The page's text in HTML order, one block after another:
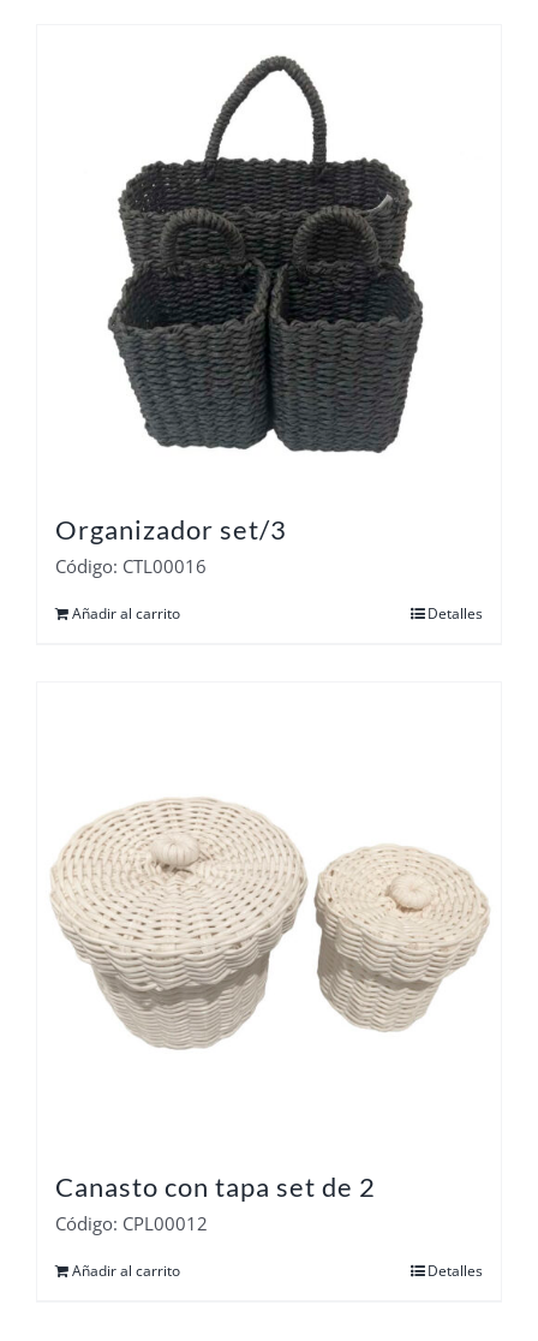
Organizador set/3
Código: CTL00016
Añadir al carrito Detalles
Canasto con tapa set de 2
Código: CPL00012
Añadir al carrito Detalles